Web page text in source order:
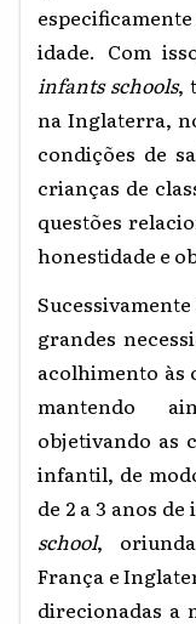
idade. Com
infants schools,
na Inglaterra,
condições de
crianças de
questões
honestidade e
grandes
acolhimento às
mantendo
objetivando as
infantil, de
de 2 a 3 anos
school,
França e
direcionadas a